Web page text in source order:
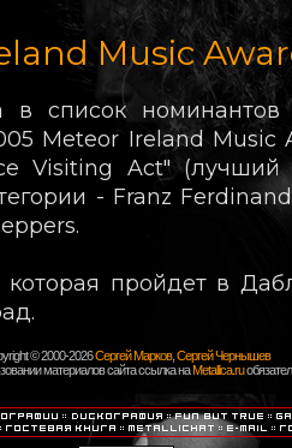
Music
в список
Meteor Ireland Music
Visiting Act" (лучший
- Franz
пройдет в
© 2000-2026Сергей Марков, Сергей Чернышев
материалов сайта ссылка наMetallica.ru